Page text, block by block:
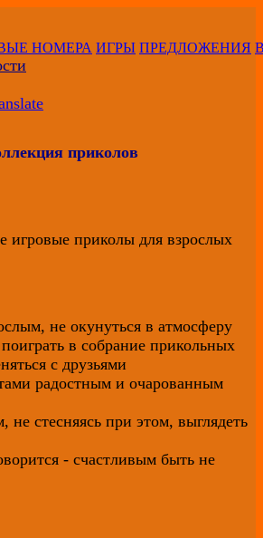
НОМЕРА ИГРЫ ПРЕДЛОЖЕНИЯ
приколов
игровые приколы для взрослых
не окунуться в атмосферу
в собрание прикольных
с друзьями
радостным и очарованным
стесняясь при этом, выглядеть
- счастливым быть не